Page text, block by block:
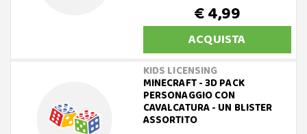
€ 4,99
ACQUISTA
KIDS LICENSING
MINECRAFT - 3D PACK
PERSONAGGIO CON
CAVALCATURA - UN BLISTER
ASSORTITO